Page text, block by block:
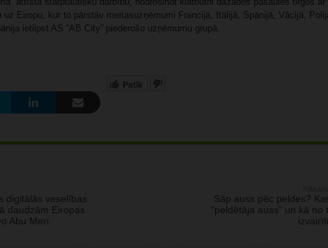
uz Eiropu, kur to pārstāv meitasuzņēmumi Francijā, Itālijā, Spānijā, Vācijā,
ietilpst AS “AB City” piederošo uzņēmumu grupā.
Patīk
digitālās veselības
daudzām Eiropas
Abu Meri
Sāp auss pēc peldes?
“peldētāja auss” un kā no